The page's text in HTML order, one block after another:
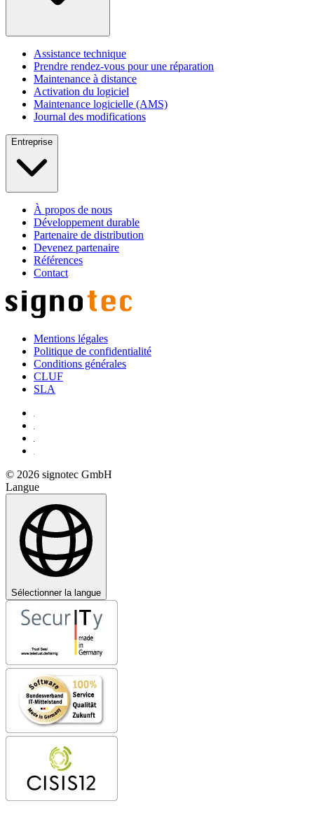
Assistance technique
Prendre rendez-vous pour une réparation
Maintenance à distance
Activation du logiciel
Maintenance logicielle (AMS)
Journal des modifications
Entreprise
À propos de nous
Développement durable
Partenaire de distribution
Devenez partenaire
Références
Contact
Mentions légales
Politique de confidentialité
Conditions générales
CLUF
SLA
© 2026 signotec GmbH
Langue
Sélectionner la langue